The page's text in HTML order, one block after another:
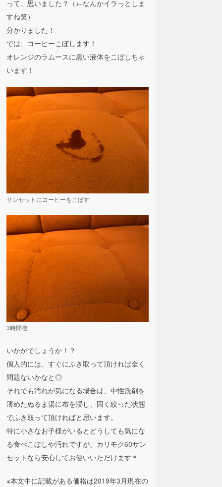
って、思いました？（←なんかイラっとしま
すね笑）
分かりました！
では、コーヒーこぼします！
オレンジのラムースに黒い液体をこぼしちゃ
います！
サンセットにコーヒーをこぼす
3時間後
いかがでしょうか！？
個人的には、すぐにふき取って頂ければ全く
問題ないかなと◎
それでも汚れが気になる場合は、中性洗剤を
薄めたぬるま湯に布を浸し、固く絞った状態
でふき取って頂ければと思います。
特に小さなお子様がいるとどうしても気にな
る食べこぼしや汚れですが、カリモク60サン
セットなら安心してお使いいただけます＊
※本文中に記載がある価格は2019年3月現在の